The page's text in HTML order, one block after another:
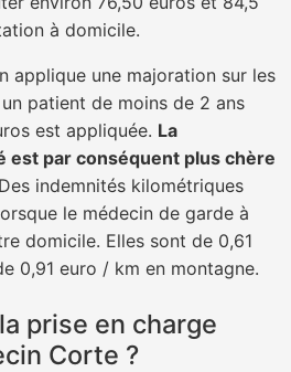
à domicile.
applique une majoration sur les
patient de moins de 2 ans
est appliquée. La
est par conséquent plus chère
indemnités kilométriques
le médecin de garde à
domicile. Elles sont de 0,61
0,91 euro / km en montagne.
prise en charge
Corte ?